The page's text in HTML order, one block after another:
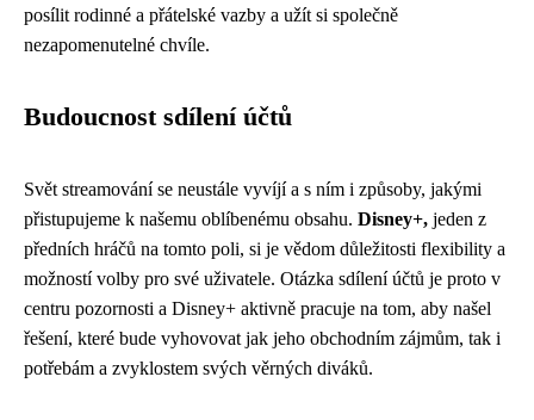
posílit rodinné a přátelské vazby a užít si společně
nezapomenutelné chvíle.
Budoucnost sdílení účtů
Svět streamování se neustále vyvíjí a s ním i způsoby, jakými
přistupujeme k našemu oblíbenému obsahu. Disney+, jeden z
předních hráčů na tomto poli, si je vědom důležitosti flexibility a
možností volby pro své uživatele. Otázka sdílení účtů je proto v
centru pozornosti a Disney+ aktivně pracuje na tom, aby našel
řešení, které bude vyhovovat jak jeho obchodním zájmům, tak i
potřebám a zvyklostem svých věrných diváků.